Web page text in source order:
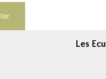
Les